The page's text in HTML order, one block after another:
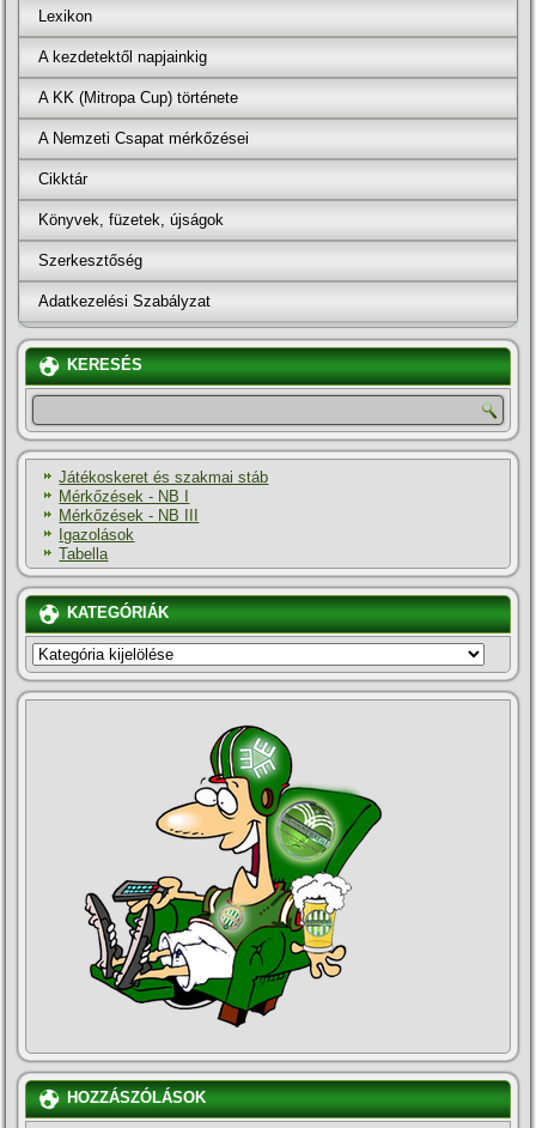
Lexikon
A kezdetektől napjainkig
A KK (Mitropa Cup) története
A Nemzeti Csapat mérkőzései
Cikktár
Könyvek, füzetek, újságok
Szerkesztőség
Adatkezelési Szabályzat
KERESÉS
Játékoskeret és szakmai stáb
Mérkőzések - NB I
Mérkőzések - NB III
Igazolások
Tabella
KATEGÓRIÁK
KATEGÓRIÁK
HOZZÁSZÓLÁSOK